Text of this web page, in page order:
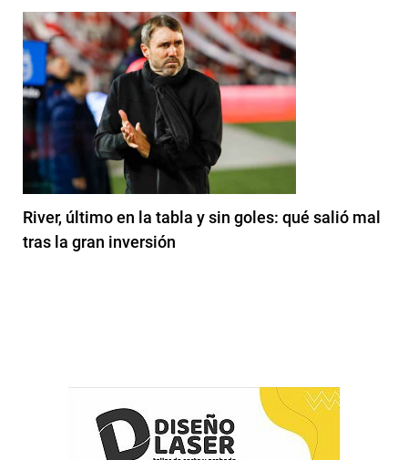
River, último en la tabla y sin goles: qué salió mal
tras la gran inversión